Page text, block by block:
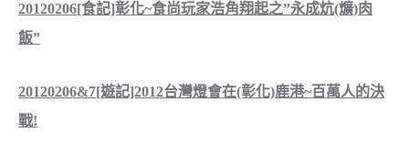
20120206[食記]彰化~食尚玩家浩角翔起之”永成炕(爌)肉
飯”
20120206&7[遊記]2012台灣燈會在(彰化)鹿港~百萬人的決
戰!